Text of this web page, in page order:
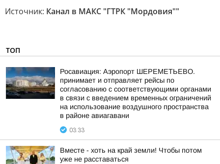
Источник: Канал в МАКС "ГТРК "Мордовия""
ТОП
Росавиация: Аэропорт ШЕРЕМЕТЬЕВО.
принимает и отправляет рейсы по
согласованию с соответствующими органами
в связи с введением временных ограничений
на использование воздушного пространства
в районе авиагавани
03:33
Вместе - хоть на край земли! Чтобы потом
уже не расставаться